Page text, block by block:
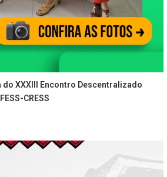
do XXXIII Encontro Descentralizado
CRESS